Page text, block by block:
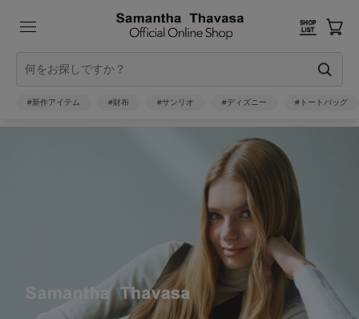
#新作アイテム #財布 #サンリオ #ディズニー #トートバッグ